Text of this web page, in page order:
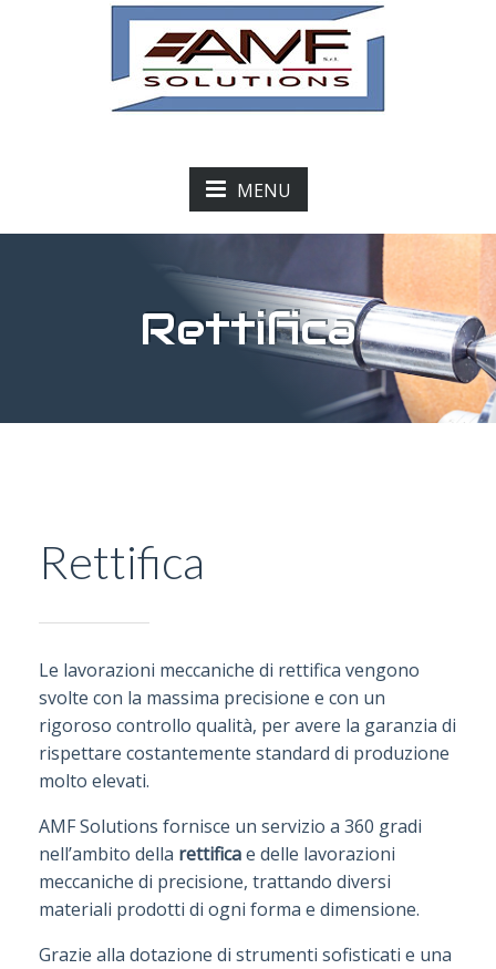
MENU
Rettifica
Rettifica
Le lavorazioni meccaniche di rettifica vengono
svolte con la massima precisione e con un
rigoroso controllo qualità, per avere la garanzia di
rispettare costantemente standard di produzione
molto elevati.
AMF Solutions fornisce un servizio a 360 gradi
nell’ambito della rettificae delle lavorazioni
meccaniche di precisione, trattando diversi
materiali prodotti di ogni forma e dimensione.
Grazie alla dotazione di strumenti sofisticati e una